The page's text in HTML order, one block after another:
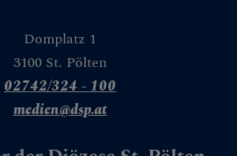
Domplatz 1
3100 St. Pölten
02742/324 - 100
medien@dsp.at